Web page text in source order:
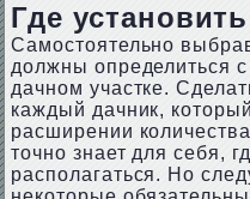
Где
Самостоятельно
должны определиться
дачном участке.
каждый дачник,
расширении
точно знает для себя,
располагаться. Но